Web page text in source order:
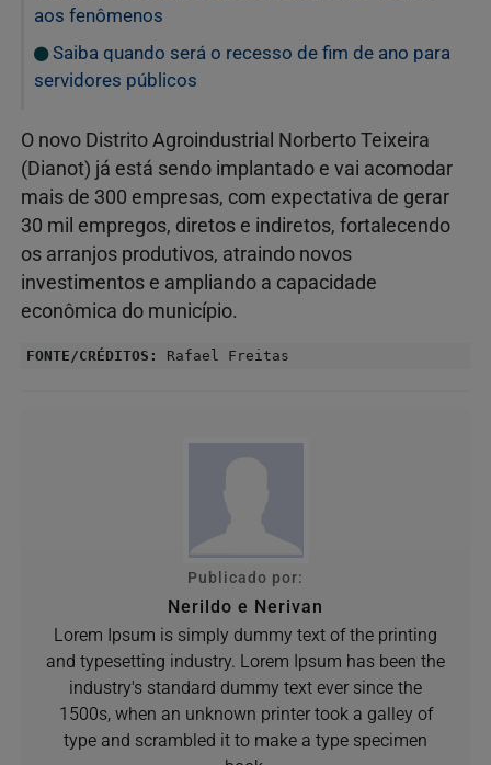
aos fenômenos
Saiba quando será o recesso de fim de ano para
servidores públicos
O novo Distrito Agroindustrial Norberto Teixeira
(Dianot) já está sendo implantado e vai acomodar
mais de 300 empresas, com expectativa de gerar
30 mil empregos, diretos e indiretos, fortalecendo
os arranjos produtivos, atraindo novos
investimentos e ampliando a capacidade
econômica do município.
FONTE/CRÉDITOS: Rafael Freitas
Publicado por:
Nerildo e Nerivan
Lorem Ipsum is simply dummy text of the printing
and typesetting industry. Lorem Ipsum has been the
industry's standard dummy text ever since the
1500s, when an unknown printer took a galley of
type and scrambled it to make a type specimen